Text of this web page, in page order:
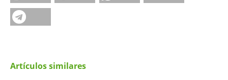
Artículos similares